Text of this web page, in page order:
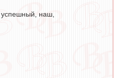
успешный, наш,